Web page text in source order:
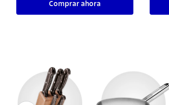
Comprar ahora